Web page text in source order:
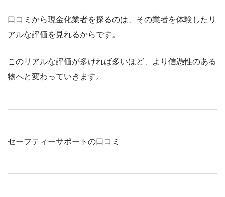
口コミから現金化業者を探るのは、その業者を体験したリ
アルな評価を見れるからです。
このリアルな評価が多ければ多いほど、より信憑性のある
物へと変わっていきます。
セーフティーサポートの口コミ